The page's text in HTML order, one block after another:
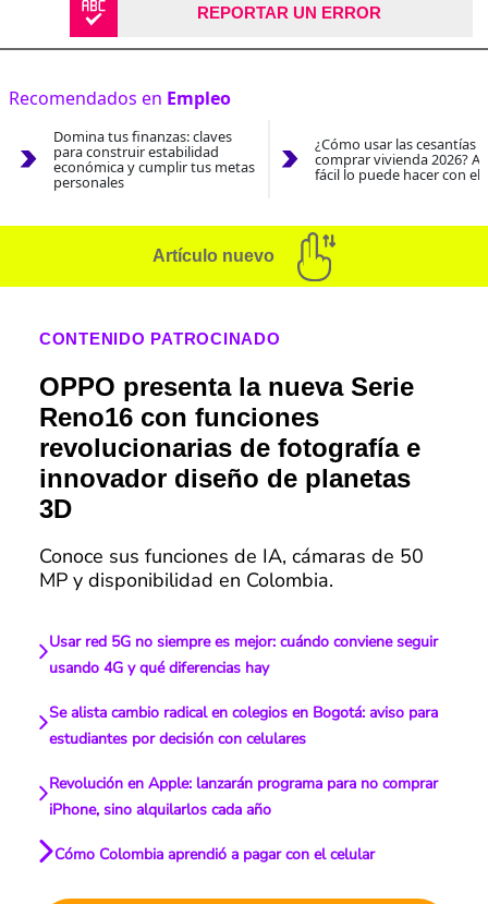
REPORTAR UN ERROR
Recomendados en Empleo
Domina tus finanzas: claves
para construir estabilidad
económica y cumplir tus metas
personales
¿Cómo usar las cesantías
comprar vivienda 2026?
fácil lo puede hacer con el
Artículo nuevo
CONTENIDO PATROCINADO
OPPO presenta la nueva Serie
Reno16 con funciones
revolucionarias de fotografía e
innovador diseño de planetas
3D
Conoce sus funciones de IA, cámaras de 50
MP y disponibilidad en Colombia.
Usar red 5G no siempre es mejor: cuándo conviene seguir
usando 4G y qué diferencias hay
Se alista cambio radical en colegios en Bogotá: aviso para
estudiantes por decisión con celulares
Revolución en Apple: lanzarán programa para no comprar
iPhone, sino alquilarlos cada año
Cómo Colombia aprendió a pagar con el celular